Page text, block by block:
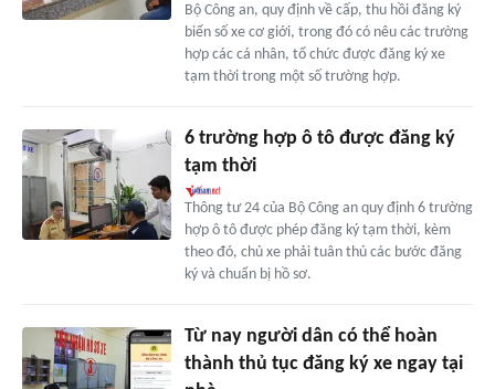
Bộ Công an, quy định về cấp, thu hồi đăng ký
biển số xe cơ giới, trong đó có nêu các trường
hợp các cá nhân, tổ chức được đăng ký xe
tạm thời trong một số trường hợp.
6 trường hợp ô tô được đăng ký
tạm thời
Thông tư 24 của Bộ Công an quy định 6 trường
hợp ô tô được phép đăng ký tạm thời, kèm
theo đó, chủ xe phải tuân thủ các bước đăng
ký và chuẩn bị hồ sơ.
Từ nay người dân có thể hoàn
thành thủ tục đăng ký xe ngay tại